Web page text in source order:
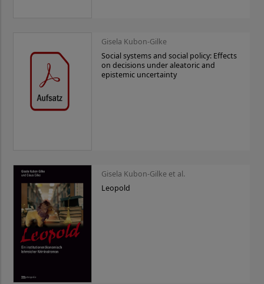
Gisela Kubon-Gilke
Social systems and social policy: Effects
on decisions under aleatoric and
epistemic uncertainty
Gisela Kubon-Gilke et al.
Leopold